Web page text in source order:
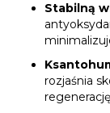
Stabilną
rozjaśnia